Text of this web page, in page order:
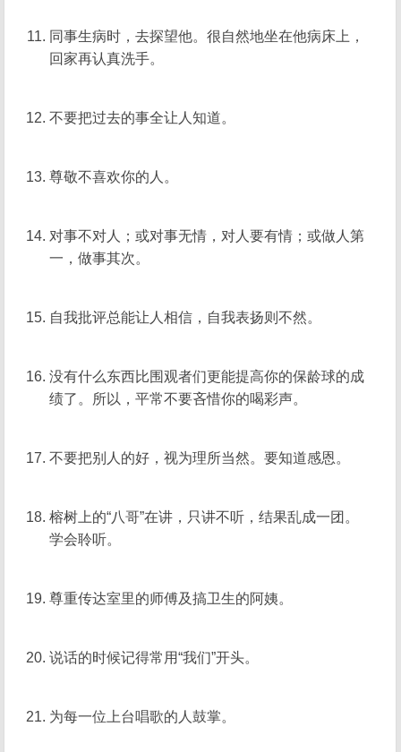
同事生病时，去探望他。很自然地坐在他病床上，
回家再认真洗手。
不要把过去的事全让人知道。
尊敬不喜欢你的人。
对事不对人；或对事无情，对人要有情；或做人第
一，做事其次。
自我批评总能让人相信，自我表扬则不然。
没有什么东西比围观者们更能提高你的保龄球的成
绩了。所以，平常不要吝惜你的喝彩声。
不要把别人的好，视为理所当然。要知道感恩。
榕树上的“八哥”在讲，只讲不听，结果乱成一团。
学会聆听。
尊重传达室里的师傅及搞卫生的阿姨。
说话的时候记得常用“我们”开头。
为每一位上台唱歌的人鼓掌。